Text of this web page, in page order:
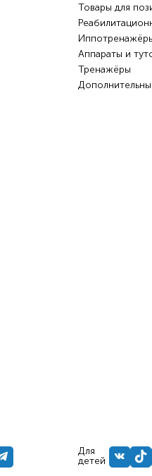
Товары для
Аппараты и
Тренажёры
Для
детей